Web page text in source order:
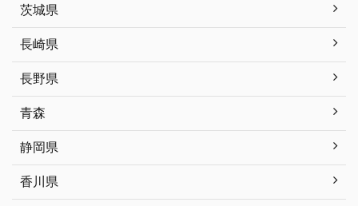
茨城県
長崎県
長野県
青森
静岡県
香川県